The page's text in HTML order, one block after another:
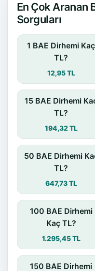
En Çok Aranan
Sorguları
1 BAE Dirhemi Kaç
TL?
12,95 TL
15 BAE Dirhemi
TL?
194,32 TL
50 BAE Dirhemi
TL?
647,73 TL
100 BAE Dirhemi
Kaç TL?
1.295,45 TL
150 BAE Dirhemi